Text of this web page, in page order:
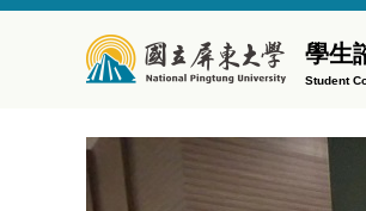
學生
Student